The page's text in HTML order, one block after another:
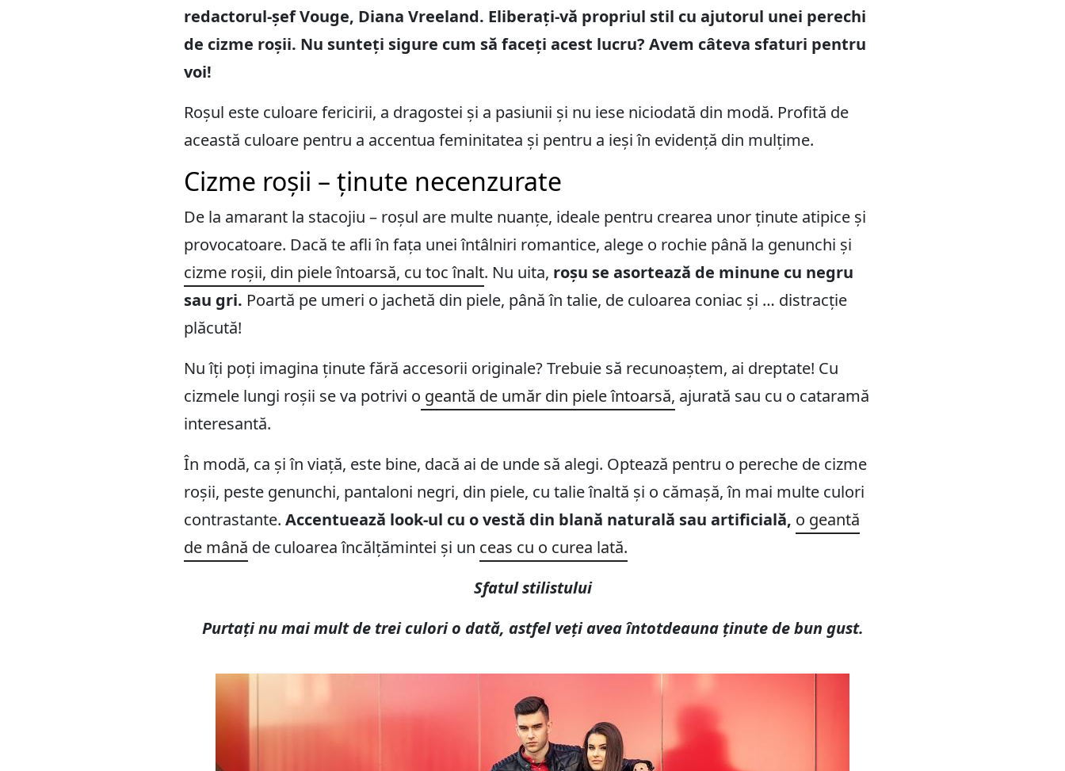
redactorul-șef Vouge, Diana Vreeland. Eliberați-vă propriul stil cu ajutorul unei perechi
de cizme roșii. Nu sunteți sigure cum să faceți acest lucru? Avem câteva sfaturi pentru
voi!
Roșul este culoare fericirii, a dragostei și a pasiunii și nu iese niciodată din modă. Profită de
această culoare pentru a accentua feminitatea și pentru a ieși în evidență din mulțime.
Cizme roșii – ținute necenzurate
De la amarant la stacojiu – roșul are multe nuanțe, ideale pentru crearea unor ținute atipice și
provocatoare. Dacă te afli în fața unei întâlniri romantice, alege o rochie până la genunchi și
cizme roșii, din piele întoarsă, cu toc înalt. Nu uita, roșu se asortează de minune cu negru
sau gri. Poartă pe umeri o jachetă din piele, până în talie, de culoarea coniac și … distracție
plăcută!
Nu îți poți imagina ținute fără accesorii originale? Trebuie să recunoaștem, ai dreptate! Cu
cizmele lungi roșii se va potrivi o geantă de umăr din piele întoarsă, ajurată sau cu o cataramă
interesantă.
În modă, ca și în viață, este bine, dacă ai de unde să alegi. Optează pentru o pereche de cizme
roșii, peste genunchi, pantaloni negri, din piele, cu talie înaltă și o cămașă, în mai multe culori
contrastante. Accentuează look-ul cu o vestă din blană naturală sau artificială, o geantă
de mână de culoarea încălțămintei și un ceas cu o curea lată.
Sfatul stilistului
Purtați nu mai mult de trei culori o dată, astfel veți avea întotdeauna ținute de bun gust.